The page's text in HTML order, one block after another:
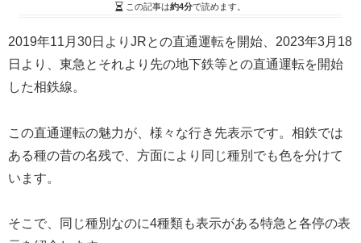
この記事は約4分で読めます。
2019年11月30日よりJRとの直通運転を開始、2023年3月18
日より、東急とそれより先の地下鉄等との直通運転を開始
した相鉄線。
この直通運転の魅力が、様々な行き先表示です。相鉄では
ある種の昔の名残で、方面により同じ種別でも色を分けて
います。
そこで、同じ種別なのに4種類も表示がある特急と各停の表